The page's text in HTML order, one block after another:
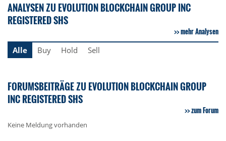
ANALYSEN ZU EVOLUTION BLOCKCHAIN GROUP INC
REGISTERED SHS
mehr Analysen
Alle
Buy Hold Sell
FORUMSBEITRÄGE ZU EVOLUTION BLOCKCHAIN GROUP
INC REGISTERED SHS
zum Forum
Keine Meldung vorhanden